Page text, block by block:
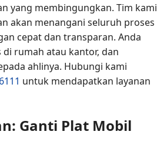
yang membingungkan. Tim kami
akan menangani seluruh proses
cepat dan transparan. Anda
rumah atau kantor, dan
ahlinya. Hubungi kami
untuk mendapatkan layanan
Ganti Plat Mobil